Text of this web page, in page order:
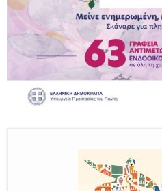
Παραμένουμε